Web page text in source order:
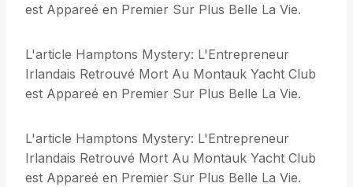
est Appareé en Premier Sur Plus Belle La Vie.
L'article Hamptons Mystery: L'Entrepreneur
Irlandais Retrouvé Mort Au Montauk Yacht Club
est Appareé en Premier Sur Plus Belle La Vie.
L'article Hamptons Mystery: L'Entrepreneur
Irlandais Retrouvé Mort Au Montauk Yacht Club
est Appareé en Premier Sur Plus Belle La Vie.